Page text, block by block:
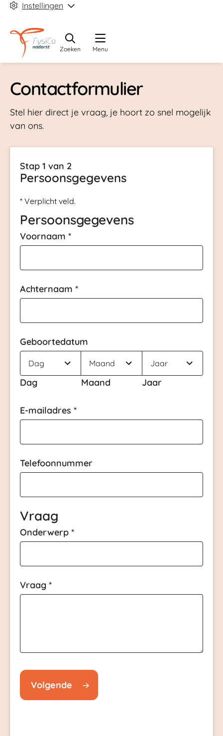
Instellingen
Menu
Zoeken
Contactformulier
Stel hier direct je vraag, je hoort zo snel mogelijk
van ons.
Stap 1 van 2
Persoonsgegevens
* Verplicht veld.
Persoonsgegevens
Voornaam *
Achternaam *
Geboortedatum
Dag Maand Jaar
E-mailadres *
Telefoonnummer
Vraag
Onderwerp *
Vraag *
Volgende